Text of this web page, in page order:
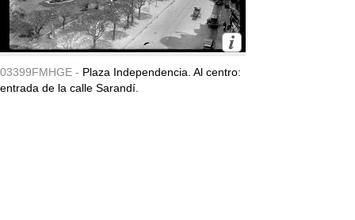
03399FMHGE - Plaza Independencia. Al centro:
entrada de la calle Sarandí.